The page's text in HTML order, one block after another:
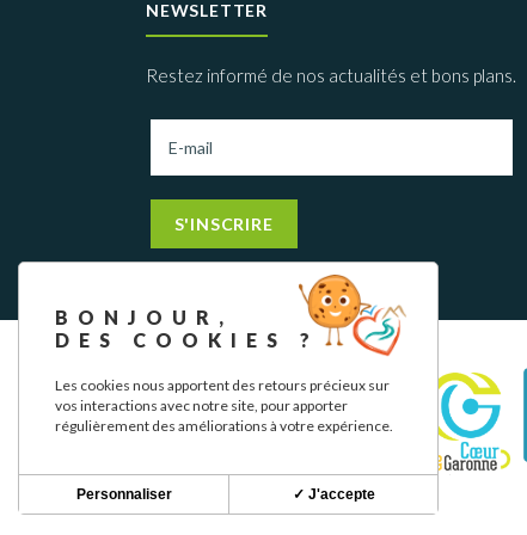
NEWSLETTER
Restez informé de nos actualités et bons plans.
S'INSCRIRE
BONJOUR,
DES COOKIES ?
Les cookies nous apportent des retours précieux sur
vos interactions avec notre site, pour apporter
régulièrement des améliorations à votre expérience.
✓ J'accepte
Personnaliser